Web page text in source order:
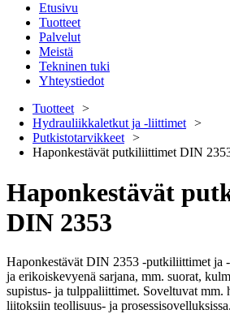
Etusivu
Tuotteet
Palvelut
Meistä
Tekninen tuki
Yhteystiedot
Tuotteet
Hydrauliikkaletkut ja -liittimet
Putkistotarvikkeet
Haponkestävät putkiliittimet DIN
Haponkestävät
DIN 2353
Haponkestävät DIN 2353 -putkiliittimet ja -
ja erikoiskevyenä sarjana, mm. suorat,
supistus- ja tulppaliittimet. Soveltuvat mm.
liitoksiin teollisuus- ja prosessisovelluksissa.